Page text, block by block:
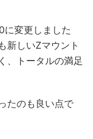
変更しました
新しいZマウント
、トータルの満足
たのも良い点で